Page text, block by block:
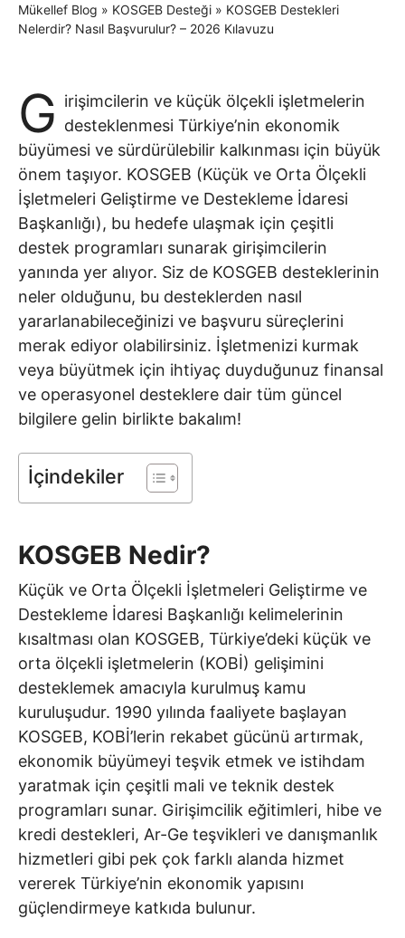
Mükellef Blog » KOSGEB Desteği » KOSGEB Destekleri
Nelerdir? Nasıl Başvurulur? – 2026 Kılavuzu
G irişimcilerin ve küçük ölçekli işletmelerin
desteklenmesi Türkiye’nin ekonomik
büyümesi ve sürdürülebilir kalkınması için büyük
önem taşıyor. KOSGEB (Küçük ve Orta Ölçekli
İşletmeleri Geliştirme ve Destekleme İdaresi
Başkanlığı), bu hedefe ulaşmak için çeşitli
destek programları sunarak girişimcilerin
yanında yer alıyor. Siz de KOSGEB desteklerinin
neler olduğunu, bu desteklerden nasıl
yararlanabileceğinizi ve başvuru süreçlerini
merak ediyor olabilirsiniz. İşletmenizi kurmak
veya büyütmek için ihtiyaç duyduğunuz finansal
ve operasyonel desteklere dair tüm güncel
bilgilere gelin birlikte bakalım!
İçindekiler
KOSGEB Nedir?
Küçük ve Orta Ölçekli İşletmeleri Geliştirme ve
Destekleme İdaresi Başkanlığı kelimelerinin
kısaltması olan KOSGEB, Türkiye’deki küçük ve
orta ölçekli işletmelerin (KOBİ) gelişimini
desteklemek amacıyla kurulmuş kamu
kuruluşudur. 1990 yılında faaliyete başlayan
KOSGEB, KOBİ’lerin rekabet gücünü artırmak,
ekonomik büyümeyi teşvik etmek ve istihdam
yaratmak için çeşitli mali ve teknik destek
programları sunar. Girişimcilik eğitimleri, hibe ve
kredi destekleri, Ar-Ge teşvikleri ve danışmanlık
hizmetleri gibi pek çok farklı alanda hizmet
vererek Türkiye’nin ekonomik yapısını
güçlendirmeye katkıda bulunur.